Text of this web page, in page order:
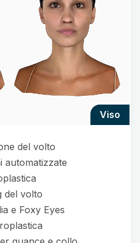
viso
del volto
automatizzate
del volto
e Foxy Eyes